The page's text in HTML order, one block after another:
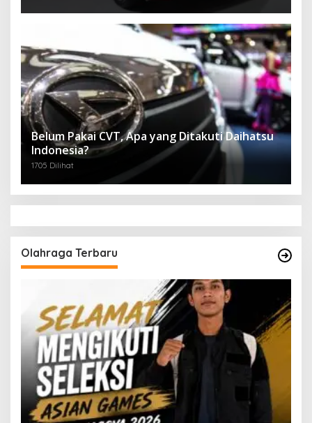
Belum Pakai CVT, Apa yang Ditakuti Daihatsu
Indonesia?
1705 Dilihat
Olahraga Terbaru